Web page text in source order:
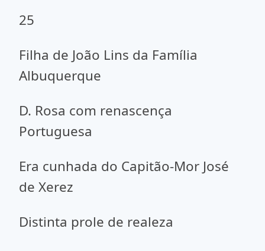
25
Filha de João Lins da Família
Albuquerque
D. Rosa com renascença
Portuguesa
Era cunhada do Capitão-Mor José
de Xerez
Distinta prole de realeza